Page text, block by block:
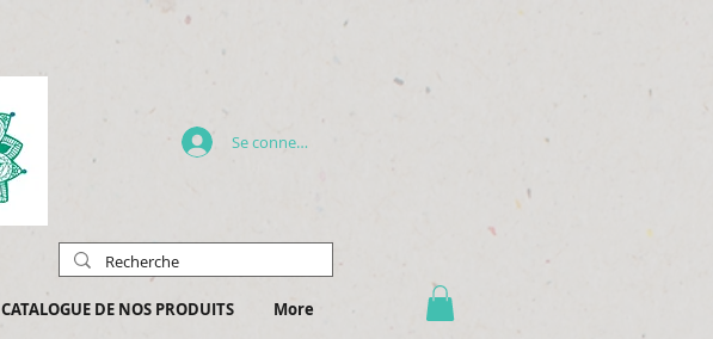
Se connecter
CATALOGUE DE NOS PRODUITS More